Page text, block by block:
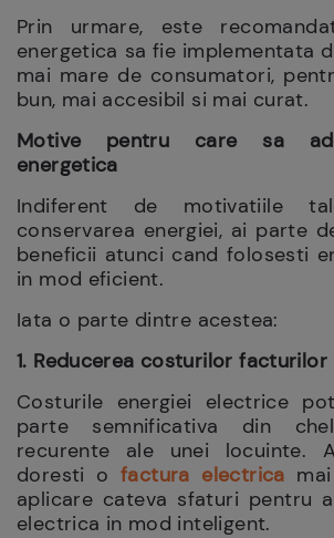
Prin urmare, este
energetica sa fie implementata
mai mare de consumatori,
bun, mai accesibil si mai curat.
Motive pentru care sa
energetica
Indiferent de motivatiile
conservarea energiei, ai parte
beneficii atunci cand folosesti
in mod eficient.
Iata o parte dintre acestea:
1. Reducerea costurilor facturilor
Costurile energiei electrice
parte semnificativa din
recurente ale unei locuinte.
doresti ofactura electrica
aplicare cateva sfaturi pentru
electrica in mod inteligent.